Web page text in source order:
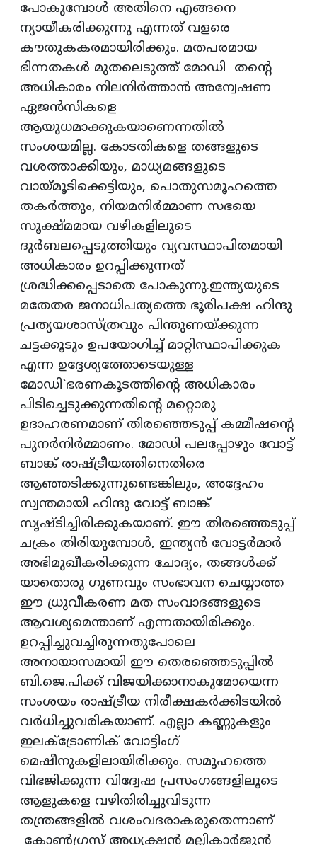
പോകുമ്പോൾ അതിനെ എങ്ങനെ
ന്യായീകരിക്കുന്നു എന്നത് വളരെ
കൗതുകകരമായിരിക്കും. മതപരമായ
ഭിന്നതകൾ മുതലെടുത്ത് മോഡി തൻ്റെ
അധികാരം നിലനിർത്താൻ അന്വേഷണ
ഏജൻസികളെ
ആയുധമാക്കുകയാണെന്നതിൽ
സംശയമില്ല. കോടതികളെ തങ്ങളുടെ
വശത്താക്കിയും, മാധ്യമങ്ങളുടെ
വായ്മൂടിക്കെട്ടിയും, പൊതുസമൂഹത്തെ
തകർത്തും, നിയമനിർമ്മാണ സഭയെ
സൂക്ഷ്മമായ വഴികളിലൂടെ
ദുർബലപ്പെടുത്തിയും വ്യവസ്ഥാപിതമായി
അധികാരം ഉറപ്പിക്കുന്നത്
ശ്രദ്ധിക്കപ്പെടാതെ പോകുന്നു.ഇന്ത്യയുടെ
മതേതര ജനാധിപത്യത്തെ ഭൂരിപക്ഷ ഹിന്ദു
പ്രത്യയശാസ്ത്രവും പിന്തുണയ്ക്കുന്ന
ചട്ടക്കൂടും ഉപയോഗിച്ച് മാറ്റിസ്ഥാപിക്കുക
എന്ന ഉദ്ദേശ്യത്തോടെയുള്ള
മോഡി`ഭരണകൂടത്തിൻ്റെ അധികാരം
പിടിച്ചെടുക്കുന്നതിൻ്റെ മറ്റൊരു
ഉദാഹരണമാണ് തിരഞ്ഞെടുപ്പ് കമ്മീഷൻ്റെ
പുനർനിർമ്മാണം. മോഡി പലപ്പോഴും വോട്ട്
ബാങ്ക് രാഷ്ട്രീയത്തിനെതിരെ
ആഞ്ഞടിക്കുന്നുണ്ടെങ്കിലും, അദ്ദേഹം
സ്വന്തമായി ഹിന്ദു വോട്ട് ബാങ്ക്
സൃഷ്ടിച്ചിരിക്കുകയാണ്. ഈ തിരഞ്ഞെടുപ്പ്
ചക്രം തിരിയുമ്പോൾ, ഇന്ത്യൻ വോട്ടർമാർ
അഭിമുഖീകരിക്കുന്ന ചോദ്യം, തങ്ങൾക്ക്
യാതൊരു ഗുണവും സംഭാവന ചെയ്യാത്ത
ഈ ധ്രുവീകരണ മത സംവാദങ്ങളുടെ
ആവശ്യമെന്താണ് എന്നതായിരിക്കും.
ഉറപ്പിച്ചുവച്ചിരുന്നതുപോലെ
അനായാസമായി ഈ തെരഞ്ഞെടുപ്പിൽ
ബി.ജെ.പിക്ക് വിജയിക്കാനാകുമോയെന്ന
സംശയം രാഷ്ട്രീയ നിരീക്ഷകർക്കിടയിൽ
വർധിച്ചുവരികയാണ്. എല്ലാ കണ്ണുകളും
ഇലക്ട്രോണിക് വോട്ടിംഗ്
മെഷീനുകളിലായിരിക്കും. സമൂഹത്തെ
വിഭജിക്കുന്ന വിദ്വേഷ പ്രസംഗങ്ങളിലൂടെ
ആളുകളെ വഴിതിരിച്ചുവിടുന്ന
തന്ത്രങ്ങളിൽ വശംവദരാകരുതെന്നാണ്
കോൺഗ്രസ് അധ്യക്ഷൻ മല്ലികാർജുൻ